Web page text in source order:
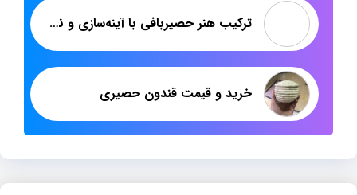
ترکیب هنر حصیربافی با آینه‌سازی و نقش آن در دکوراسیون پایدار
خرید و قیمت قندون حصیری